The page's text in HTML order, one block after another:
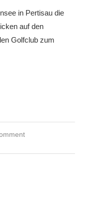
in Pertisau die
auf den
Golfclub zum